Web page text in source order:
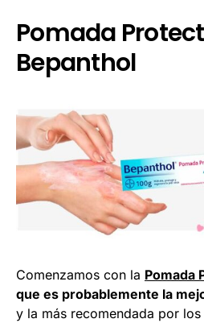
Pomada
Bepanthol
Comenzamos con la Pomada
que es probablemente la
y la más recomendada por